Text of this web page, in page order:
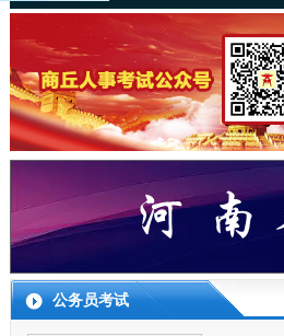
级职称评审通过人员名单的公示
公务员考试